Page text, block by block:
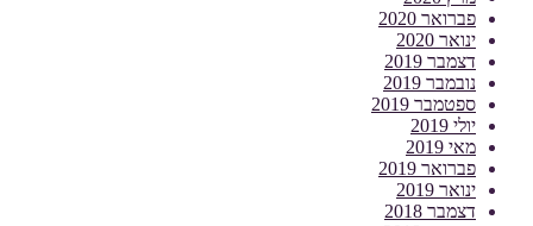
פברואר 2020
ינואר 2020
דצמבר 2019
נובמבר 2019
ספטמבר 2019
יולי 2019
מאי 2019
פברואר 2019
ינואר 2019
דצמבר 2018